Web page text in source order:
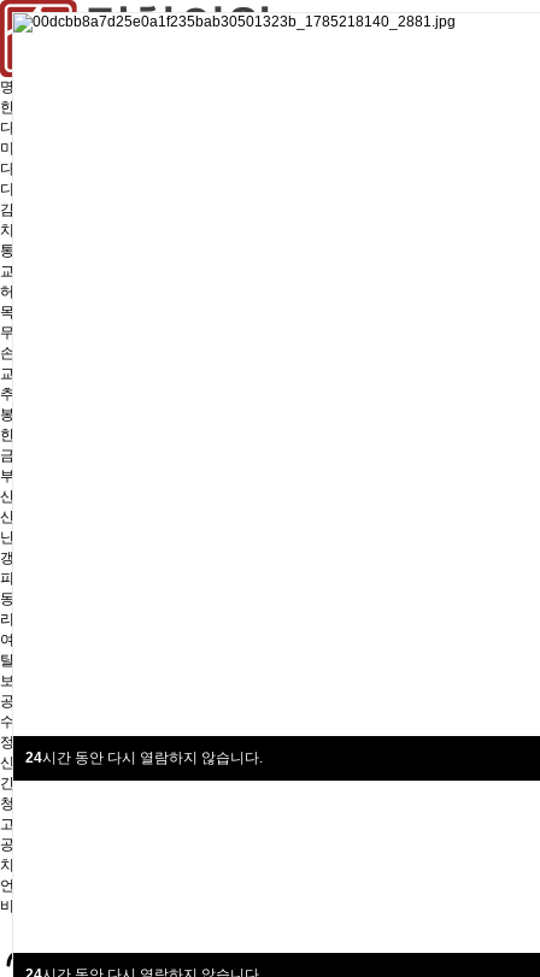
24시간 동안 다시 열람하지 않습니다.
명한의원
한의원소개
다이어트
미감환
다이어트한약
디톡스다이어트
감비정D
치료전후
통증·치료
교통사고후유증
허리통증
목통증
무릎,발통증
손목,엘보
교정치료
추나요법
봉침,약침
한약치료
금침(금실매선)
부인과
산전후관리
산후풍
난임,불임
갱년기
피부·미용
동안침
리프팅매선
여드름
탈모
보약
공진단
수험생보약
정화요법
신장정화요법
간·담 정화요법
청혈해독요법
고객센터
공지사항
치료후기
언론보도
비급여항목